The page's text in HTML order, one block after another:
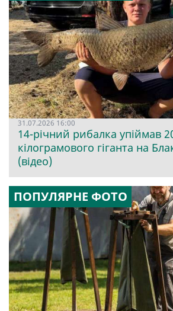
31.07.2026 16:00
14-річний рибалка упіймав
кілограмового гіганта на
(відео)
ПОПУЛЯРНЕ ФОТО